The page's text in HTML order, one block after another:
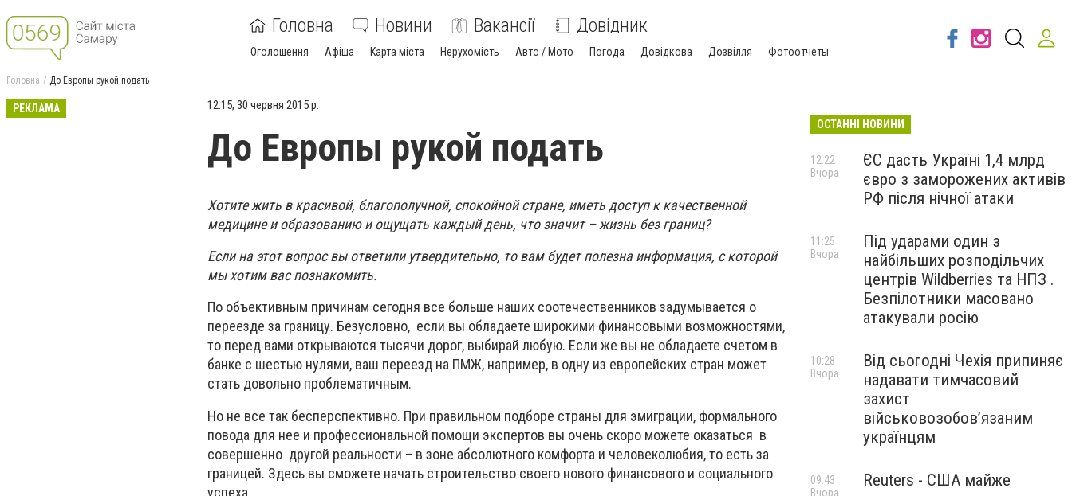
Головна Новини Вакансії Довідник
Оголошення Афіша Карта міста Нерухомість Авто / Мото Погода Довідкова Дозвілля Фотоотчеты
Головна До Европы рукой подать
РЕКЛАМА 12:15, 30 червня 2015 р.
До Европы рукой подать
Хотите жить в красивой, благополучной, спокойной стране, иметь доступ к качественной
медицине и образованию и ощущать каждый день, что значит – жизнь без границ?
Если на этот вопрос вы ответили утвердительно, то вам будет полезна информация, с которой
мы хотим вас познакомить.
По объективным причинам сегодня все больше наших соотечественников задумывается о
переезде за границу. Безусловно, если вы обладаете широкими финансовыми возможностями,
то перед вами открываются тысячи дорог, выбирай любую. Если же вы не обладаете счетом в
банке с шестью нулями, ваш переезд на ПМЖ, например, в одну из европейских стран может
стать довольно проблематичным.
Но не все так бесперспективно. При правильном подборе страны для эмиграции, формального
повода для нее и профессиональной помощи экспертов вы очень скоро можете оказаться в
совершенно другой реальности – в зоне абсолютного комфорта и человеколюбия, то есть за
границей. Здесь вы сможете начать строительство своего нового финансового и социального
успеха.
ОСТАННІ НОВИНИ
ЄС дасть Україні 1,4 млрд
євро з заморожених активів
РФ після нічної атаки
12:22
Вчора
Під ударами один з
найбільших розподільчих
центрів Wildberries та НПЗ .
Безпілотники масовано
атакували росію
11:25
Вчора
Від сьогодні Чехія припиняє
надавати тимчасовий
захист
військовозобов’язаним
українцям
10:28
Вчора
Reuters - США майже
09:43
Вчора